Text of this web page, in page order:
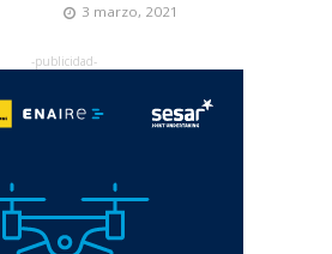
3 marzo, 2021